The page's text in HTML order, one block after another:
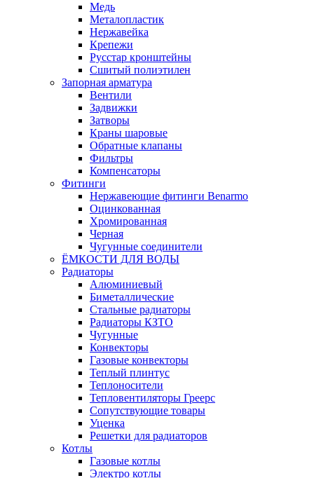
Медь
Металопластик
Нержавейка
Крепежи
Русстар кронштейны
Сшитый полиэтилен
Запорная арматура
Вентили
Задвижки
Затворы
Краны шаровые
Обратные клапаны
Фильтры
Компенсаторы
Фитинги
Нержавеющие фитинги Benarmo
Оцинкованная
Хромированная
Черная
Чугунные соединители
ЁМКОСТИ ДЛЯ ВОДЫ
Радиаторы
Алюминиевый
Биметаллические
Стальные радиаторы
Радиаторы КЗТО
Чугунные
Конвекторы
Газовые конвекторы
Теплый плинтус
Теплоносители
Тепловентиляторы Греерс
Сопутствующие товары
Уценка
Решетки для радиаторов
Котлы
Газовые котлы
Электро котлы